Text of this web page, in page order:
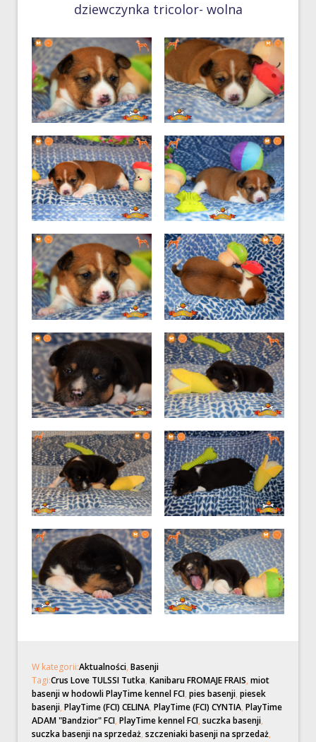
dziewczynka tricolor- wolna
W kategorii:Aktualności,Basenji
Tagi:Crus Love TULSSI Tutka,Kanibaru FROMAJE FRAIS,miot
basenji w hodowli PlayTime kennel FCI,pies basenji,piesek
basenji,PlayTime (FCI) CELINA,PlayTime (FCI) CYNTIA,PlayTime
ADAM "Bandzior" FCI,PlayTime kennel FCI,suczka basenji,
suczka basenji na sprzedaż,szczeniaki basenji na sprzedaż,